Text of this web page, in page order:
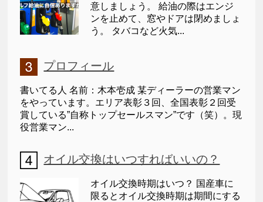
意しましょう。 給油の際はエンジ
ンを止めて、窓やドアは閉めましょ
う。 タバコなど火気...
プロフィール
書いてる人 名前：木本壱成 某ディーラーの営業マン
をやっています。エリア表彰３回、全国表彰２回受
賞している”自称トップセールスマン”です（笑）。現
役営業マン...
オイル交換はいつすればいいの？
オイル交換時期はいつ？ 国産車に
限るとオイル交換時期は期間にする